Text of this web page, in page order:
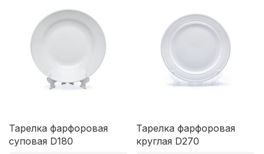
Тарелка фарфоровая
суповая D180
Тарелка фарфоровая
круглая D270